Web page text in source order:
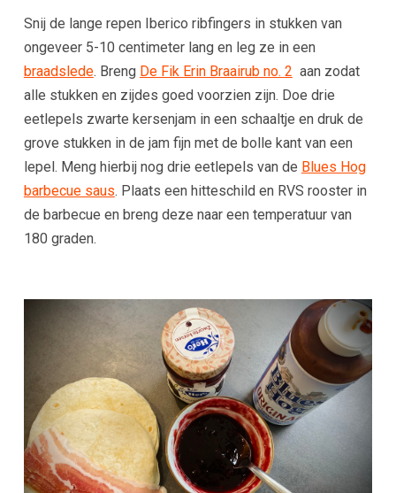
Snij de lange repen Iberico ribfingers in stukken van
ongeveer 5-10 centimeter lang en leg ze in een
braadslede. Breng De Fik Erin Braairub no. 2 aan zodat
alle stukken en zijdes goed voorzien zijn. Doe drie
eetlepels zwarte kersenjam in een schaaltje en druk de
grove stukken in de jam fijn met de bolle kant van een
lepel. Meng hierbij nog drie eetlepels van de Blues Hog
barbecue saus. Plaats een hitteschild en RVS rooster in
de barbecue en breng deze naar een temperatuur van
180 graden.